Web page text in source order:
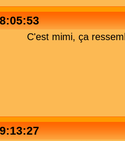
C'est mimi, ça